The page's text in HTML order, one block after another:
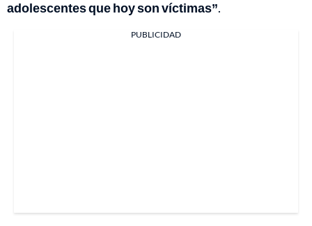
adolescentes que hoy son víctimas”.
PUBLICIDAD